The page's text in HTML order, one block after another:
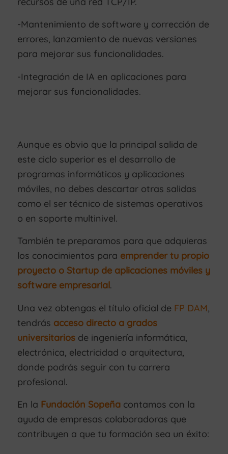
-Mantenimiento de software y corrección de
errores, lanzamiento de nuevas versiones
para mejorar sus funcionalidades.
-Integración de IA en aplicaciones para
mejorar sus funcionalidades.
Aunque es obvio que la principal salida de
este ciclo superior es el desarrollo de
programas informáticos y aplicaciones
móviles, no debes descartar otras salidas
como el ser técnico de sistemas operativos
o en soporte multinivel.
También te preparamos para que adquieras
los conocimientos para emprender tu propio
proyecto o Startup de aplicaciones móviles y
software empresarial.
Una vez obtengas el título oficial de FP DAM,
tendrás acceso directo a grados
universitariosde ingeniería informática,
electrónica, electricidad o arquitectura,
donde podrás seguir con tu carrera
profesional.
En la Fundación Sopeñacontamos con la
ayuda de empresas colaboradoras que
contribuyen a que tu formación sea un éxito: